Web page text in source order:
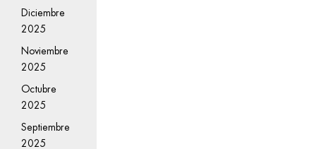
Diciembre
2025
Noviembre
2025
Octubre
2025
Septiembre
2025